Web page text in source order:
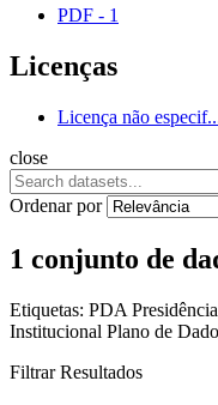
PDF - 1
Licenças
Licença não
close
Ordenar por
1 conjunto de
Etiquetas: PDA
Institucional Plano de
Filtrar Resultados